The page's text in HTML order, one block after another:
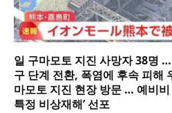
일 구마모토 지진 사망자 38명
구 단계 전환, 폭염에 후속 피해
마모토 지진 현장 방문 … 예비비
특정 비상재해’ 선포